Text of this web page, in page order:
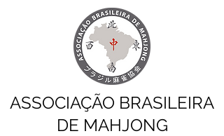
ASSOCIAÇÃO BRASILEIRA
DE MAHJONG